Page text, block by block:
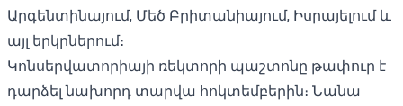
Արգենտինայում, Մեծ Բրիտանիայում, Իսրայելում և
այլ երկրներում։
Կոնսերվատորիայի ռեկտորի պաշտոնը թափուր է
դարձել նախորդ տարվա հոկտեմբերին։ Նանա